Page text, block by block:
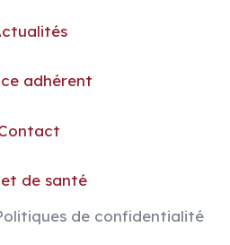
adhérent
de santé
de confidentialité